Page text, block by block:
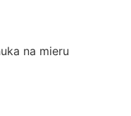
na mieru